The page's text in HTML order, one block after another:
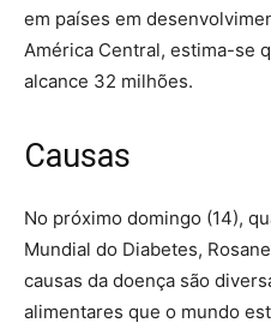
em países em
América Central, estima-se
alcance 32 milhões.
Causas
No próximo domingo (14),
Mundial do Diabetes,
causas da doença são
alimentares que o mundo